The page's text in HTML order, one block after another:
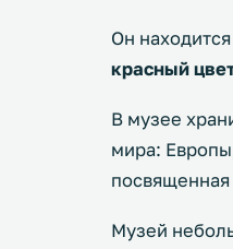
Он
красный
В музее
мира:
Музей